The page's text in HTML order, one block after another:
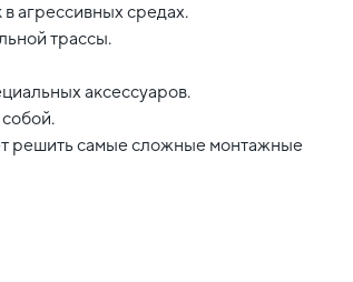
агрессивных средах.
трассы.
аксессуаров.
решить самые сложные монтажные